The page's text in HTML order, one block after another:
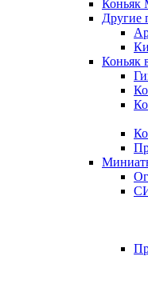
Коньяк
Другие
Коньяк